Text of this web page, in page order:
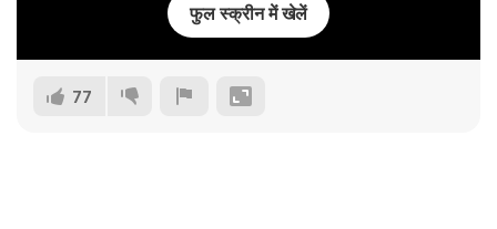
फुल स्क्रीन में खेलें
77